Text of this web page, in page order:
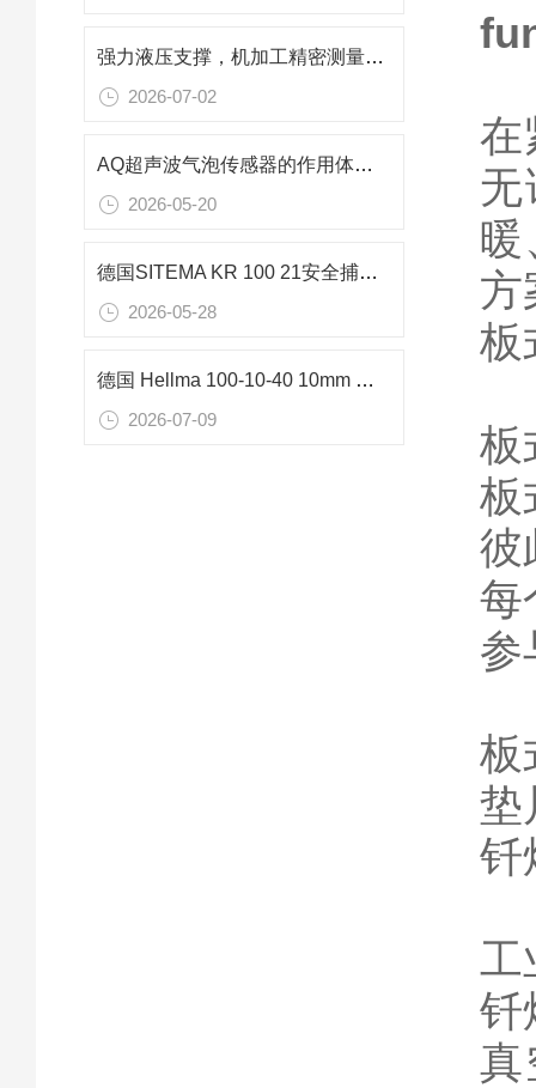
强力液压支撑，机加工精密测量基准德国Hörger & Gässler 104319磁性表座
2026-07-02
AQ超声波气泡传感器的作用体现在哪些方面？
2026-05-20
德国SITEMA KR 100 21安全捕手：大型升降平台220kN重载防坠核心装置
2026-05-28
德国 Hellma 100-10-40 10mm 石英比色皿分光光度计专用技术详解
2026-07-09
在
无
方
板
板
板
彼
每
参
板
垫
钎
工
钎
真